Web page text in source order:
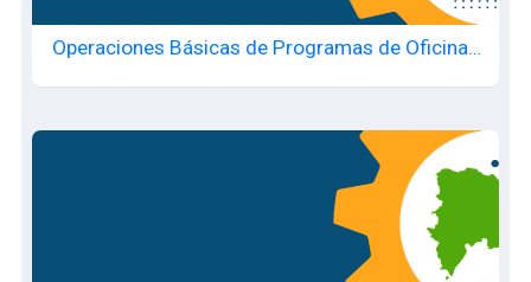
Operaciones Básicas de Programas de Oficina -